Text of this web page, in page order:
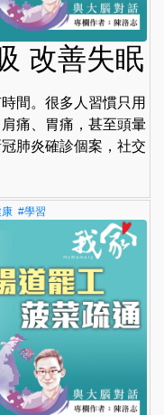
改善失眠
間。很多人習慣只用
痛、胃痛，甚至頭暈
肺炎確診個案，社交
#學習